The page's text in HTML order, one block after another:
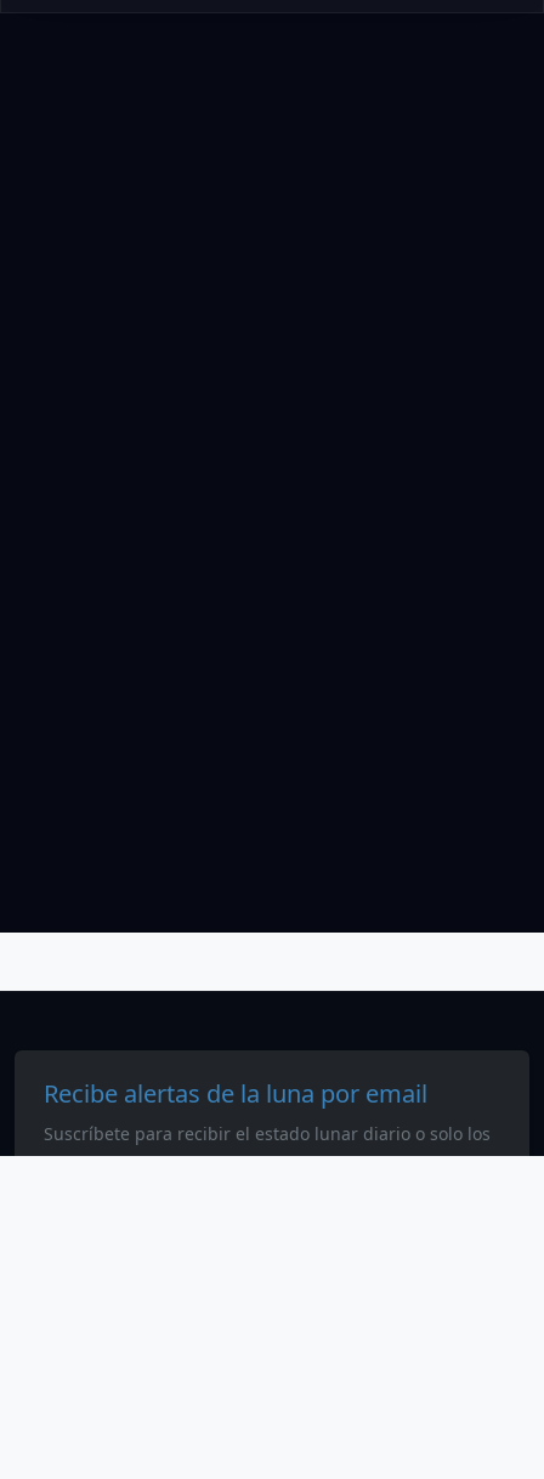
Recibe alertas de la luna por email
Suscríbete para recibir el estado lunar diario o solo los
cambios lunares especiales.